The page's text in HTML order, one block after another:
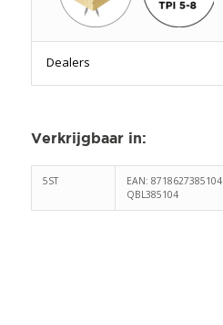
Dealers
Verkrijgbaar in:
5ST
EAN: 8718627385104
QBL385104